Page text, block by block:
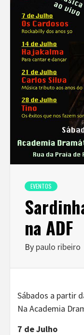
EVENTOS
na ADF
By paulo ribeiro
Sábados a partir
Na Academia
7 de Julho